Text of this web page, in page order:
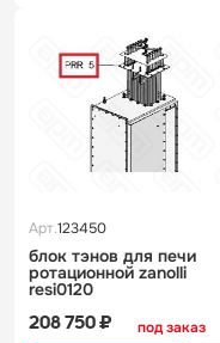
Арт.123450
блок тэнов для печи
ротационной zanolli
resi0120
под заказ
208 750 ₽